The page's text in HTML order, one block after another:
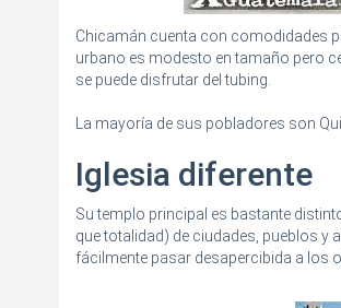
Chicamán cuenta con comodidades
urbano es modesto en tamaño pero
se puede disfrutar del tubing.
La mayoría de sus pobladores son
Iglesia diferente
Su templo principal es bastante
que totalidad) de ciudades, pueblos y
fácilmente pasar desapercibida a los